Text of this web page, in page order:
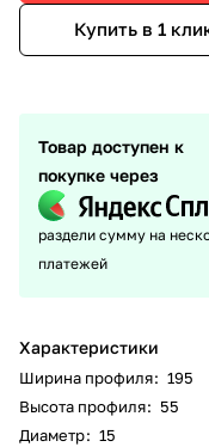
Купить в 1
Товар доступен к
покупке через
раздели сумму на
платежей
Характеристики
Ширина профиля: 195
Высота профиля: 55
Диаметр: 15